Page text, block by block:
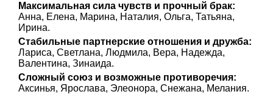
Максимальная сила чувств и прочный брак:
Анна, Елена, Марина, Наталия, Ольга, Татьяна,
Ирина.
Стабильные партнерские отношения и дружба:
Лариса, Светлана, Людмила, Вера, Надежда,
Валентина, Зинаида.
Сложный союз и возможные противоречия:
Аксинья, Ярослава, Элеонора, Снежана, Мелания.